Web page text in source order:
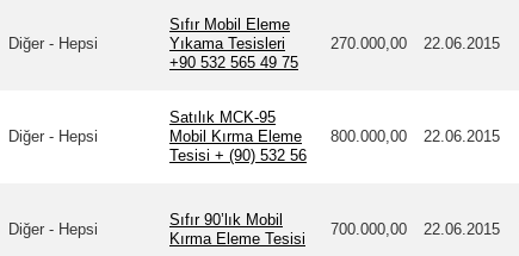
Diğer - Hepsi
Sıfır Mobil Eleme
Yıkama Tesisleri
+90 532 565 49 75
270.000,00 22.06.2015
Diğer - Hepsi
Satılık MCK-95
Mobil Kırma Eleme
Tesisi + (90) 532 56
800.000,00 22.06.2015
Diğer - Hepsi
Sıfır 90’lık Mobil
Kırma Eleme Tesisi
700.000,00 22.06.2015